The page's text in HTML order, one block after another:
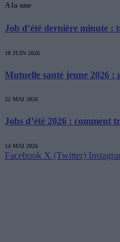
A la une
Job d’été dernière minute :
18 JUIN 2026
Mutuelle santé jeune 2026
22 MAI 2026
Jobs d’été 2026 : comment
14 MAI 2026
Facebook X (Twitter)